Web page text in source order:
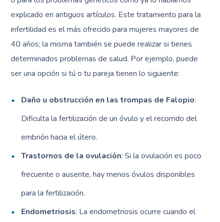
explicado en antiguos artículos. Este tratamiento para la
infertilidad es el más ofrecido para mujeres mayores de
40 años; la misma también se puede realizar si tienes
determinados problemas de salud. Por ejemplo, puede
ser una opción si tú o tu pareja tienen lo siguiente:
Daño u obstrucción en las trompas de Falopio:
Dificulta la fertilización de un óvulo y el recorrido del
embrión hacia el útero.
Trastornos de la ovulación: Si la ovulación es poco
frecuente o ausente, hay menos óvulos disponibles
para la fertilización.
Endometriosis: La endometriosis ocurre cuando el